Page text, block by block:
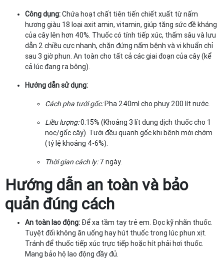
Công dụng:Chứa hoạt chất tiên tiến chiết xuất từ nấm
hương giàu 18 loại axit amin, vitamin, giúp tăng sức đề kháng
của cây lên hơn 40%. Thuốc có tính tiếp xúc, thấm sâu và lưu
dẫn 2 chiều cực nhanh, chặn đứng nấm bệnh và vi khuẩn chỉ
sau 3 giờ phun. An toàn cho tất cả các giai đoạn của cây (kể
cả lúc đang ra bông).
Hướng dẫn sử dụng:
Cách pha tưới gốc:Pha 240ml cho phuy 200 lít nước.
Liều lượng:0.15% (Khoảng 3 lít dung dịch thuốc cho 1
nọc/gốc cây). Tưới đều quanh gốc khi bệnh mới chớm
(tỷ lệ khoảng 4-6%).
Thời gian cách ly:7 ngày.
Hướng dẫn an toàn và bảo
quản đúng cách
An toàn lao động: Để xa tầm tay trẻ em. Đọc kỹ nhãn thuốc.
Tuyệt đối không ăn uống hay hút thuốc trong lúc phun xịt.
Tránh để thuốc tiếp xúc trực tiếp hoặc hít phải hơi thuốc.
Mang bảo hộ lao động đầy đủ.